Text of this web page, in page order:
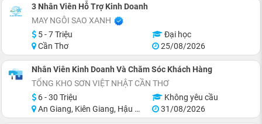
3 Nhân Viên Hỗ Trợ Kinh Doanh
MAY NGÔI SAO XANH
5 - 7 Triệu
Đại học
Cần Thơ
25/08/2026
Nhân Viên Kinh Doanh Và Chăm Sóc Khách Hàng
TỔNG KHO SƠN VIỆT NHẬT CẦN THƠ
6 - 30 Triệu
Không yêu cầu
An Giang, Kiên Giang, Hậu Giang, Sóc Trăng, Bạc Liêu, Cà Mau
31/08/2026